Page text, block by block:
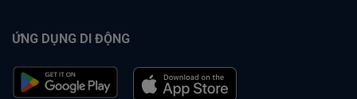
ỨNG DỤNG DI ĐỘNG